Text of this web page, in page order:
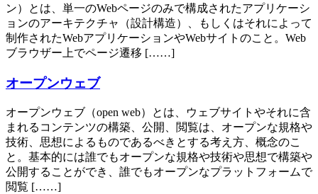
ン）とは、単一のWebページのみで構成されたアプリケーシ
ョンのアーキテクチャ（設計構造）、もしくはそれによって
制作されたWebアプリケーションやWebサイトのこと。Web
ブラウザー上でページ遷移 [……]
オープンウェブ
オープンウェブ（open web）とは、ウェブサイトやそれに含
まれるコンテンツの構築、公開、閲覧は、オープンな規格や
技術、思想によるものであるべきとする考え方、概念のこ
と。基本的には誰でもオープンな規格や技術や思想で構築や
公開することができ、誰でもオープンなプラットフォームで
閲覧 [……]